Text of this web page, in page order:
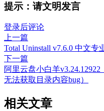
提示：请文明发言
登录后评论
上一篇
Total Uninstall v7.6.0 中文专
下一篇
阿里云盘小白羊
无法获取目录内容bug）
相关文章